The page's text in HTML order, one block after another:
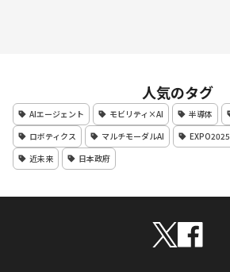
人気のタグ
AIエージェント モビリティ×AI 半導体
ロボティクス
マルチモーダルAI EXPO2025
近未来
日本政府